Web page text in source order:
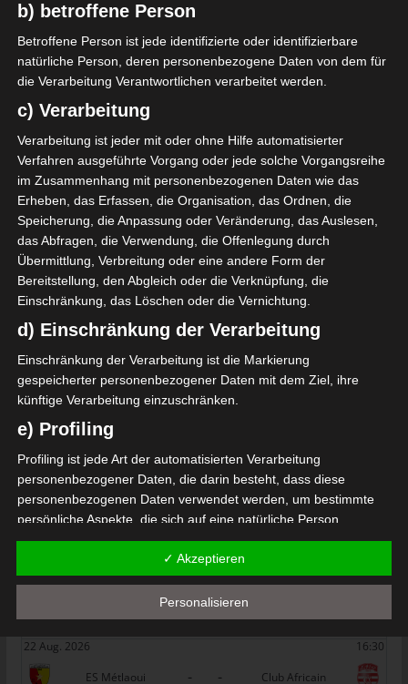
M B. Aït Malek 15'
O H. Labidi 74'
M A. Kelaleche
Club Athlétique Bizertin (CAB) – Avenir Sportif de S
oliman (ASS)
Union Sportive de Ben Guerdane (USBG) – Olympi
que de Béjà (OB)
Die nächsten Begegnungen
SPIELTAG 1
22 Aug. 2026
PS Sakiet Eddaïer
22 Aug. 2026
Stade Tunisien
- -
CS Sfax
ES Hammam Sousse
- -
22 Aug. 2026
16:30
ES Tunis
- -
ESS Sousse
22 Aug. 2026
16:30
ES Métlaoui
- -
Club Africain
b) betroffene Person
Betroffene Person ist jede identifizierte oder identifizierbare
natürliche Person, deren personenbezogene Daten von dem für
die Verarbeitung Verantwortlichen verarbeitet werden.
c) Verarbeitung
Verarbeitung ist jeder mit oder ohne Hilfe automatisierter
Verfahren ausgeführte Vorgang oder jede solche Vorgangsreihe
im Zusammenhang mit personenbezogenen Daten wie das
Erheben, das Erfassen, die Organisation, das Ordnen, die
Speicherung, die Anpassung oder Veränderung, das Auslesen,
das Abfragen, die Verwendung, die Offenlegung durch
Übermittlung, Verbreitung oder eine andere Form der
Bereitstellung, den Abgleich oder die Verknüpfung, die
Einschränkung, das Löschen oder die Vernichtung.
d) Einschränkung der Verarbeitung
Einschränkung der Verarbeitung ist die Markierung
gespeicherter personenbezogener Daten mit dem Ziel, ihre
künftige Verarbeitung einzuschränken.
e) Profiling
Profiling ist jede Art der automatisierten Verarbeitung
personenbezogener Daten, die darin besteht, dass diese
personenbezogenen Daten verwendet werden, um bestimmte
persönliche Aspekte, die sich auf eine natürliche Person
beziehen, zu bewerten, insbesondere, um Aspekte bezüglich
Arbeitsleistung, wirtschaftlicher Lage, Gesundheit, persönlicher
Vorlieben, Interessen, Zuverlässigkeit, Verhalten, Aufenthaltsort
oder Ortswechsel dieser natürlichen Person zu analysieren oder
vorherzusagen.
f) Pseudonymisierung
Pseudonymisierung ist die Verarbeitung personenbezogener
✓ Akzeptieren
Personalisieren